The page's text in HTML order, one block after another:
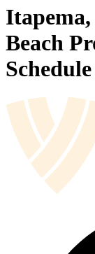
Beach